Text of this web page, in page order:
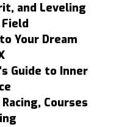
and Leveling
Your Dream
Guide to Inner
Courses